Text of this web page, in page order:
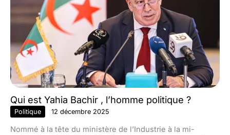
Qui est Yahia Bachir , l’homme politique ?
Politique 12 décembre 2025
Nommé à la tête du ministère de l’Industrie à la mi-